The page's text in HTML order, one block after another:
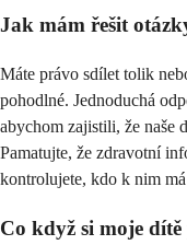
Jak mám řešit
Máte právo sdílet tolik
pohodlné. Jednoduchá
abychom zajistili, že naše
Pamatujte, že zdravotní
kontrolujete, kdo k nim
Co když si moje